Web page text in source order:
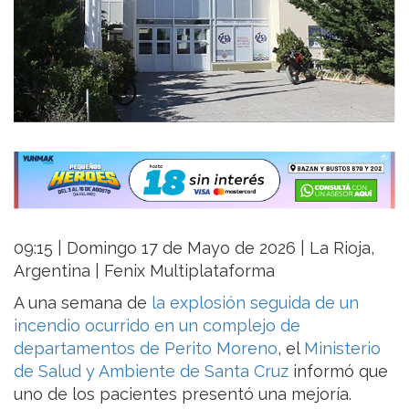
09:15 | Domingo 17 de Mayo de 2026 | La Rioja,
Argentina | Fenix Multiplataforma
A una semana de la explosión seguida de un
incendio ocurrido en un complejo de
departamentos de Perito Moreno, el Ministerio
de Salud y Ambiente de Santa Cruz informó que
uno de los pacientes presentó una mejoría.